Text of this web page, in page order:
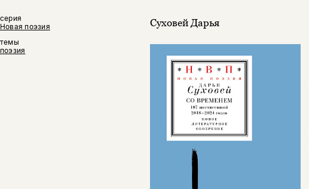
серия
Новая поэзия
темы
поэзия
Суховей Дарья